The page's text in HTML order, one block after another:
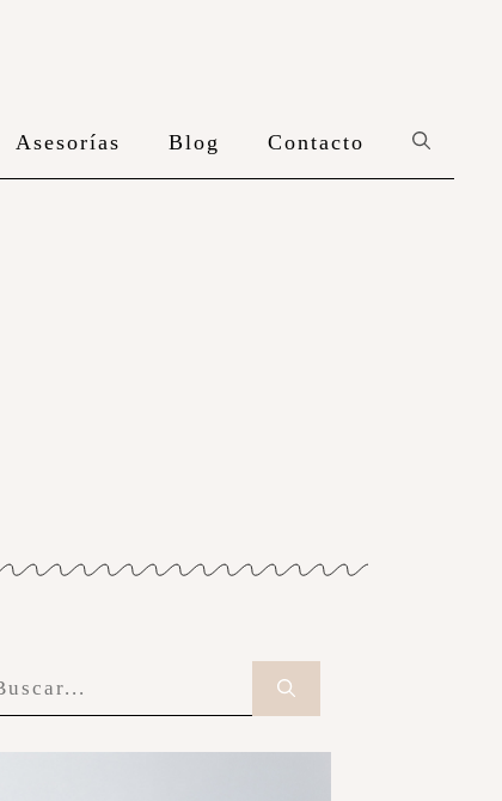
Asesorías Blog Contacto